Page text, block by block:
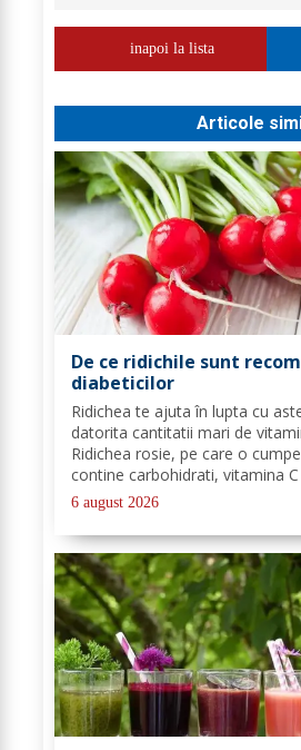
inapoi la lista
Articole
De ce ridichile sunt
diabeticilor
Ridichea te ajuta în lupta cu
datorita cantitatii mari de
Ridichea rosie, pe care o
contine carbohidrati, vitamina
25%, vitamina B, acid folic,
alte componente ce-ti sunt de...
6 august 2026